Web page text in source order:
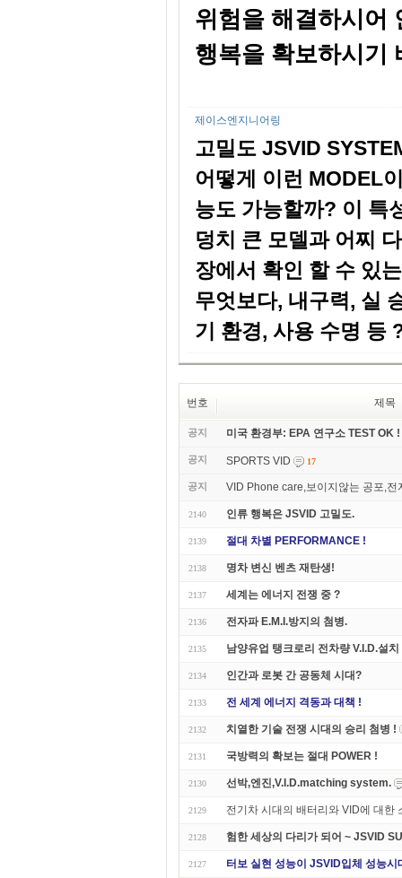
위험을 해결하시어
행복을 확보하시기
제이스엔지니어링
고밀도 JSVID
어떻게 이런 MODEL
능도 가능할까? 이 특
덩치 큰 모델과 어찌
장에서 확인 할 수 있
무엇보다, 내구력, 실
기 환경, 사용 수명 등
번호 제목
공지 미국 환경부: EPA 연구소 TEST OK !
공지 SPORTS VID 17
공지 VID Phone care,보이지않는 공포,전
2140 인류 행복은 JSVID 고밀도.
2139 절대 차별 PERFORMANCE !
2138 명차 변신 벤츠 재탄생!
2137 세계는 에너지 전쟁 중 ?
2136 전자파 E.M.I.방지의 첨병.
2135 남양유업 탱크로리 전차량 V.I.D.설치
2134 인간과 로봇 간 공동체 시대?
2133 전 세계 에너지 격동과 대책 !
2132 치열한 기술 전쟁 시대의 승리 첨병 !
2131 국방력의 확보는 절대 POWER !
2130 선박,엔진,V.I.D.matching system.
2129 전기차 시대의 배터리와 VID에 대한
2128 험한 세상의 다리가 되어 ~ JSVID
2127 터보 실현 성능이 JSVID입체 성능시